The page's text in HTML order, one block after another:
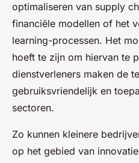
optimaliseren van supply
financiële modellen of het
learning-processen. Het
hoeft te zijn om hiervan te
dienstverleners maken de
gebruiksvriendelijk en
sectoren.
Zo kunnen kleinere
op het gebied van